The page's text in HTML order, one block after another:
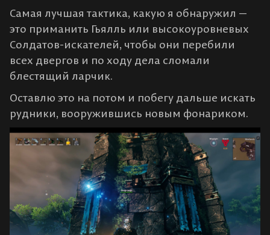
Самая лучшая тактика, какую я обнаружил —
это приманить Гьялль или высокоуровневых
Солдатов-искателей, чтобы они перебили
всех двергов и по ходу дела сломали
блестящий ларчик.
Оставлю это на потом и побегу дальше искать
рудники, вооружившись новым фонариком.